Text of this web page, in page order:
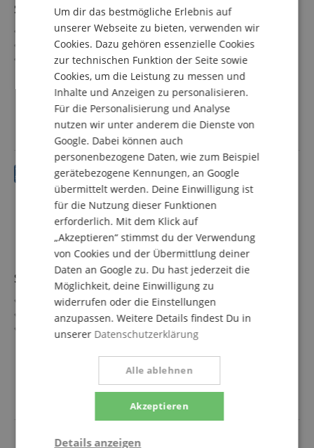
Samson MK10 Mikrofonständer
Leichter Mikrofonständer mit Stativfuß
Ideal für Live- und Studioanwendung
Straßentaugliche Stahlkonstruktion
Zusammenklappbar auf 63,5 cm Höhe
Inkl. Mikrofonclip
mehr anzeigen
22,50 €
inkl. MwSt. +
Versandkosten (AT)
Samson SRK12 Rack Case
19"-Universalgeräte-Rack mit 12 HE
Hochbelastbare Stahlkonstruktion
Rackschienen vorne und hinten
Kompatibel mit US-amerikanischen und europäischen
Gewindegrößen
U.S.- und europäische Rack-Schrauben im Lieferumfang
135,00 €
inkl. MwSt.
FRENCH
ITALIAN
SPANISH
Um dir das bestmögliche Erlebnis auf
unserer Webseite zu bieten, verwenden wir
Cookies. Dazu gehören essenzielle Cookies
zur technischen Funktion der Seite sowie
Cookies, um die Leistung zu messen und
Inhalte und Anzeigen zu personalisieren.
Für die Personalisierung und Analyse
nutzen wir unter anderem die Dienste von
Google. Dabei können auch
personenbezogene Daten, wie zum Beispiel
gerätebezogene Kennungen, an Google
übermittelt werden. Deine Einwilligung ist
für die Nutzung dieser Funktionen
erforderlich. Mit dem Klick auf
„Akzeptieren“ stimmst du der Verwendung
von Cookies und der Übermittlung deiner
Daten an Google zu. Du hast jederzeit die
Möglichkeit, deine Einwilligung zu
widerrufen oder die Einstellungen
anzupassen. Weitere Details findest Du in
unserer Datenschutzerklärung
Akzeptieren
Alle ablehnen
Details anzeigen